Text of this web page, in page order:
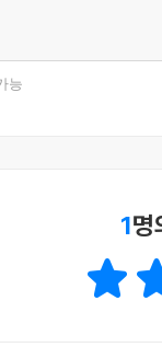
로 연립정부가 구
에서, 각 유권자의
표’를 달성하기
는 ‘바람직한’ 정
있다. 그래서 그
한 차갑다. 그에
(team)이자 연합
간 경쟁이 존재하
능
1명